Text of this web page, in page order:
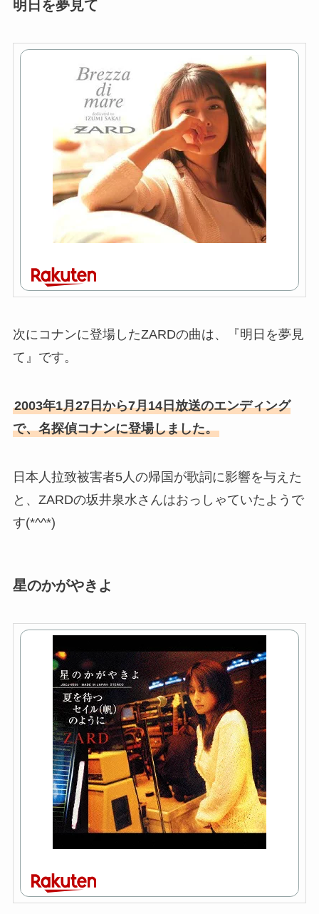
明日を夢見て
次にコナンに登場したZARDの曲は、『明日を夢見
て』です。
2003年1月27日から7月14日放送のエンディング
で、名探偵コナンに登場しました。
日本人拉致被害者5人の帰国が歌詞に影響を与えた
と、ZARDの坂井泉水さんはおっしゃていたようで
す(*^^*)
星のかがやきよ